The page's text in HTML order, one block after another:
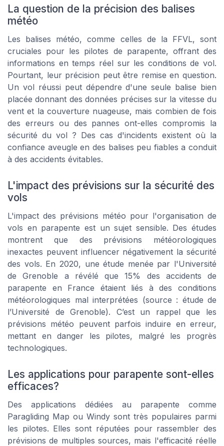
La question de la précision des balises
météo
Les balises météo, comme celles de la FFVL, sont
cruciales pour les pilotes de parapente, offrant des
informations en temps réel sur les conditions de vol.
Pourtant, leur précision peut être remise en question.
Un vol réussi peut dépendre d'une seule balise bien
placée donnant des données précises sur la vitesse du
vent et la couverture nuageuse, mais combien de fois
des erreurs ou des pannes ont-elles compromis la
sécurité du vol ? Des cas d'incidents existent où la
confiance aveugle en des balises peu fiables a conduit
à des accidents évitables.
L'impact des prévisions sur la sécurité des
vols
L'impact des prévisions météo pour l'organisation de
vols en parapente est un sujet sensible. Des études
montrent que des prévisions météorologiques
inexactes peuvent influencer négativement la sécurité
des vols. En 2020, une étude menée par l'Université
de Grenoble a révélé que 15% des accidents de
parapente en France étaient liés à des conditions
météorologiques mal interprétées (source : étude de
l’Université de Grenoble). C’est un rappel que les
prévisions météo peuvent parfois induire en erreur,
mettant en danger les pilotes, malgré les progrès
technologiques.
Les applications pour parapente sont-elles
efficaces?
Des applications dédiées au parapente comme
Paragliding Map ou Windy sont très populaires parmi
les pilotes. Elles sont réputées pour rassembler des
prévisions de multiples sources, mais l'efficacité réelle